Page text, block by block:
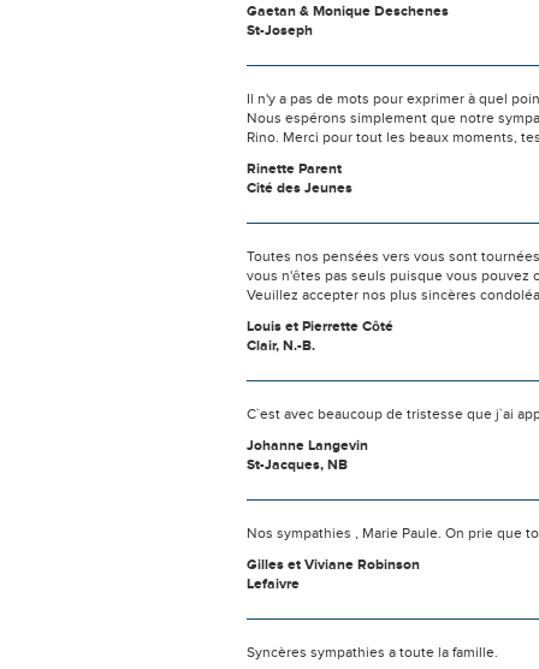
Gaetan & Monique Deschenes
St-Joseph
Il n'y a pas de mots pour exprimer à quel
Nous espérons simplement que notre
Rino. Merci pour tout les beaux moments,
Rinette Parent
Cité des Jeunes
Toutes nos pensées vers vous sont
vous n'êtes pas seuls puisque vous pouvez
Veuillez accepter nos plus sincères
Louis et Pierrette Côté
Clair, N.-B.
C`est avec beaucoup de tristesse que j`ai
Johanne Langevin
St-Jacques, NB
Nos sympathies , Marie Paule. On prie que
Gilles et Viviane Robinson
Lefaivre
Syncères sympathies a toute la famille.